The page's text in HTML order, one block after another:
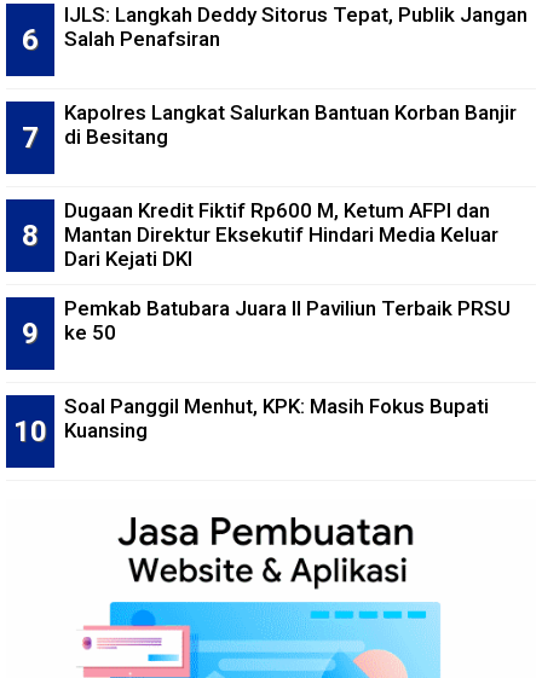
IJLS: Langkah Deddy Sitorus Tepat, Publik Jangan
Salah Penafsiran
Kapolres Langkat Salurkan Bantuan Korban Banjir
di Besitang
Dugaan Kredit Fiktif Rp600 M, Ketum AFPI dan
Mantan Direktur Eksekutif Hindari Media Keluar
Dari Kejati DKI
Pemkab Batubara Juara II Paviliun Terbaik PRSU
ke 50
Soal Panggil Menhut, KPK: Masih Fokus Bupati
Kuansing